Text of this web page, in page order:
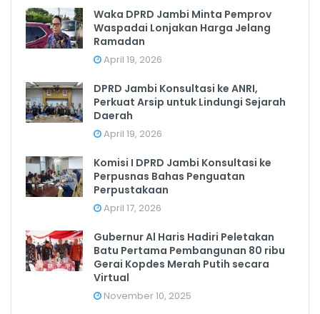
Waka DPRD Jambi Minta Pemprov
Waspadai Lonjakan Harga Jelang
Ramadan
April 19, 2026
DPRD Jambi Konsultasi ke ANRI,
Perkuat Arsip untuk Lindungi Sejarah
Daerah
April 19, 2026
Komisi I DPRD Jambi Konsultasi ke
Perpusnas Bahas Penguatan
Perpustakaan
April 17, 2026
Gubernur Al Haris Hadiri Peletakan
Batu Pertama Pembangunan 80 ribu
Gerai Kopdes Merah Putih secara
Virtual
November 10, 2025